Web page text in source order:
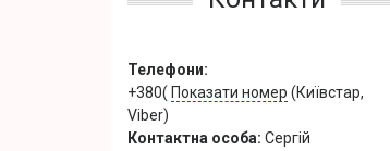
Телефони:
+380( Показати номер (Київстар,
Viber)
Контактна особа: Сергій